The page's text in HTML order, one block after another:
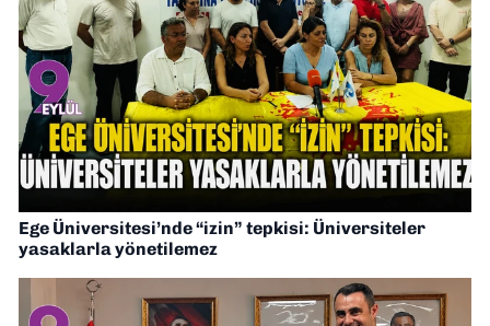
Ege Üniversitesi’nde “izin” tepkisi: Üniversiteler
yasaklarla yönetilemez